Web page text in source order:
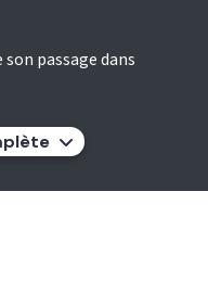
passage dans